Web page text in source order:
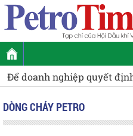
định giá xăng dầu:
DÒNG CHẢY PETRO